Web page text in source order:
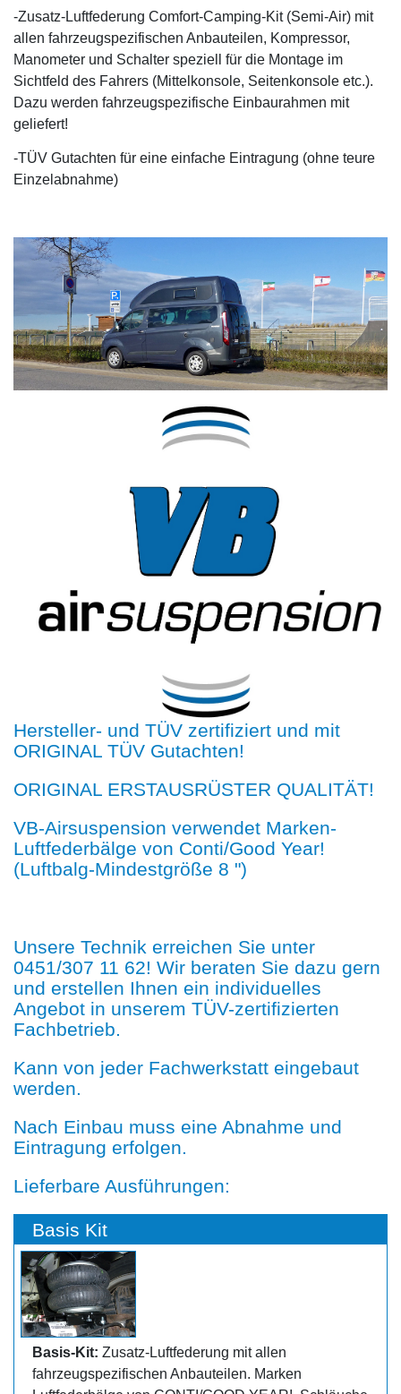
-Zusatz-Luftfederung Comfort-Camping-Kit (Semi-Air) mit
allen fahrzeugspezifischen Anbauteilen, Kompressor,
Manometer und Schalter speziell für die Montage im
Sichtfeld des Fahrers (Mittelkonsole, Seitenkonsole etc.).
Dazu werden fahrzeugspezifische Einbaurahmen mit
geliefert!
-TÜV Gutachten für eine einfache Eintragung (ohne teure
Einzelabnahme)
Hersteller- und TÜV zertifiziert und mit
ORIGINAL TÜV Gutachten!
ORIGINAL ERSTAUSRÜSTER QUALITÄT!
VB-Airsuspension verwendet Marken-
Luftfederbälge von Conti/Good Year!
(Luftbalg-Mindestgröße 8 ")
Unsere Technik erreichen Sie unter
0451/307 11 62! Wir beraten Sie dazu gern
und erstellen Ihnen ein individuelles
Angebot in unserem TÜV-zertifizierten
Fachbetrieb.
Kann von jeder Fachwerkstatt eingebaut
werden.
Nach Einbau muss eine Abnahme und
Eintragung erfolgen.
Lieferbare Ausführungen:
Basis Kit
Basis-Kit: Zusatz-Luftfederung mit allen
fahrzeugspezifischen Anbauteilen. Marken